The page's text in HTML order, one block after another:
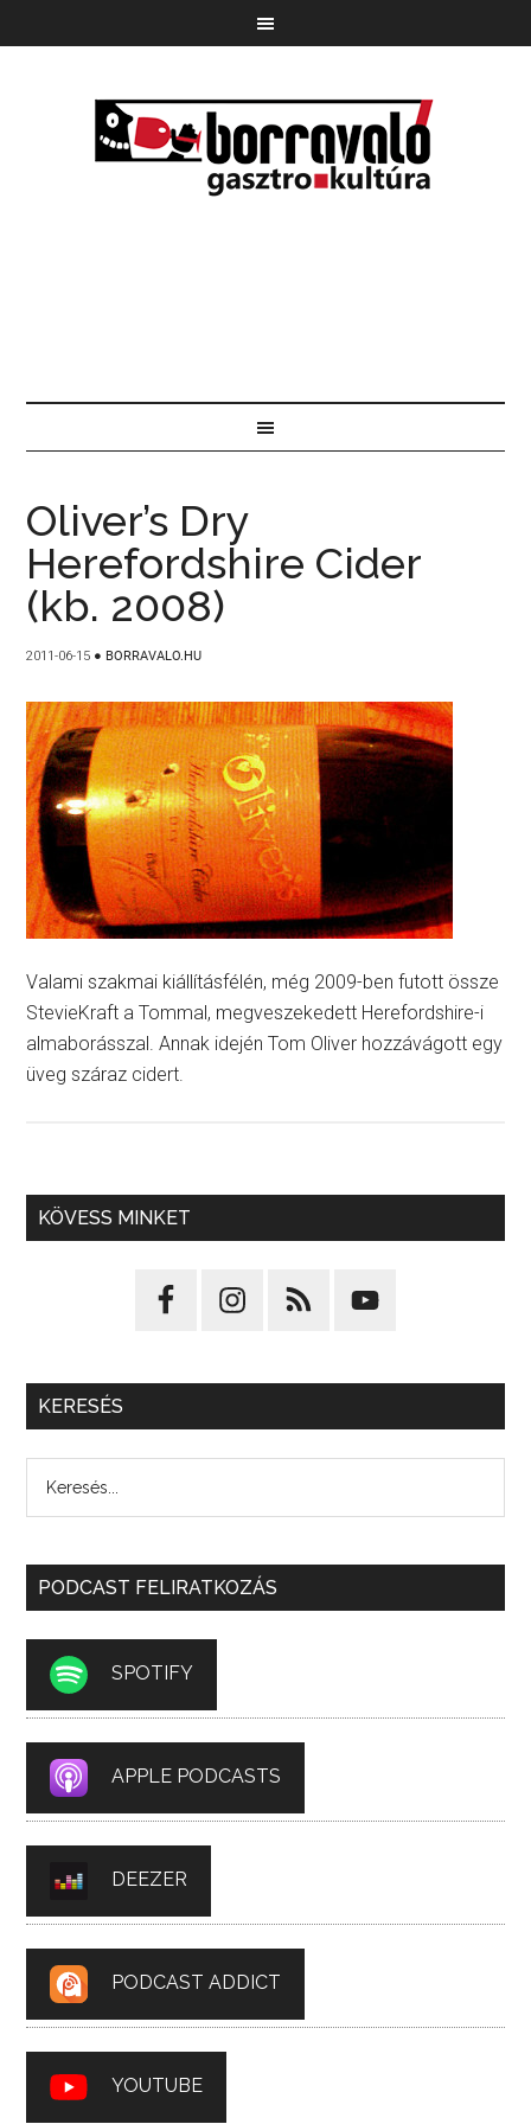
Oliver’s Dry
Herefordshire Cider
(kb. 2008)
2011-06-15 ● BORRAVALO.HU
Valami szakmai kiállításfélén, még 2009-ben futott össze
StevieKraft a Tommal, megveszekedett Herefordshire-i
almaborásszal. Annak idején Tom Oliver hozzávágott egy
üveg száraz cidert.
KÖVESS MINKET
KERESÉS
PODCAST FELIRATKOZÁS
SPOTIFY
APPLE PODCASTS
DEEZER
PODCAST ADDICT
YOUTUBE